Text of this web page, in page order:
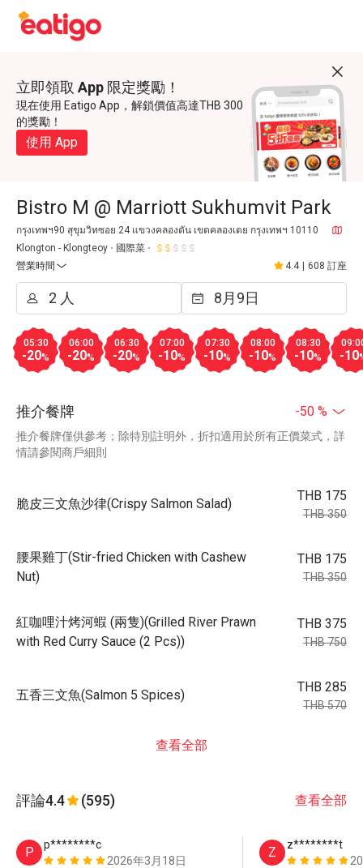
立即領取 App 限定獎勵！
現在使用 Eatigo App，解鎖價值高達THB 300
的獎勵！
使用 App
Bistro M @ Marriott Sukhumvit Park
กรุงเทพฯ90 สุขุมวิทซอย 24 แขวงคลองตัน เขตคลองเตย กรุงเทพฯ 10110
Klongton - Klongteoy
國際菜
營業時間
4.4 608 訂座
05:30
-20%
06:00
-20%
06:30
-20%
07:00
-10%
07:30
-10%
08:00
-10%
08:30
-10% -10
推介餐牌 -50 %
推介餐牌僅供參考；除特別註明外，折扣適用於所有正價菜式，詳
情請參閱商戶細則
脆皮三文魚沙律(Crispy Salmon Salad)
THB 175
THB 350
腰果雞丁(Stir-fried Chicken with Cashew
Nut)
THB 175
THB 350
紅咖哩汁烤河蝦 (兩隻)(Grilled River Prawn
with Red Curry Sauce (2 Pcs))
THB 375
THB 750
五香三文魚(Salmon 5 Spices)
THB 285
THB 570
查看全部
評論4.4 (595) 查看全部
P
p********c
2026年3月18日
Z
z********t